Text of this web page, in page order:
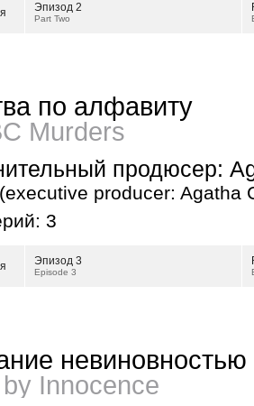
Эпизод 2
Part Two
по алфавиту
Murders
продюсер:
(executive producer: Agatha
3
Эпизод 3
Episode 3
невиновностью
Innocence